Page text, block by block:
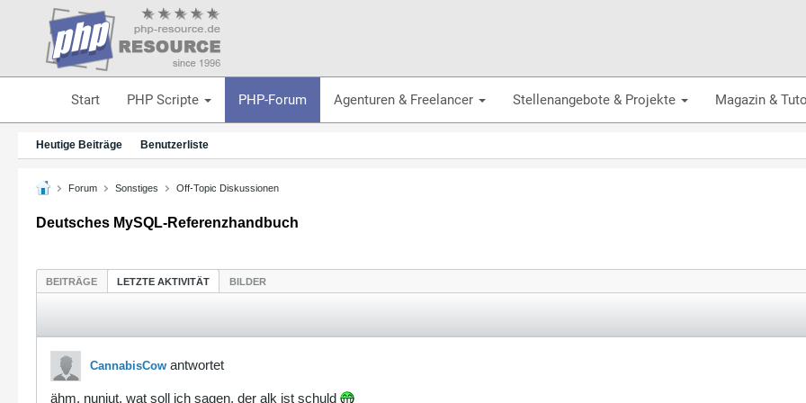
Start PHP Scripte PHP-Forum Agenturen & Freelancer Stellenangebote & Projekte Magazin &
Heutige Beiträge Benutzerliste
Forum Sonstiges Off-Topic Diskussionen
Deutsches MySQL-Referenzhandbuch
BEITRÄGE LETZTE AKTIVITÄT BILDER
CannabisCow antwortet
ähm, nunjut, wat soll ich sagen, der alk ist schuld